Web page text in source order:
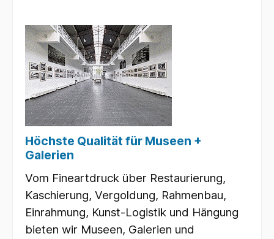
Höchste Qualität für Museen +
Galerien
Vom Fineartdruck über Restaurierung,
Kaschierung, Vergoldung, Rahmenbau,
Einrahmung, Kunst-Logistik und Hängung
bieten wir Museen, Galerien und